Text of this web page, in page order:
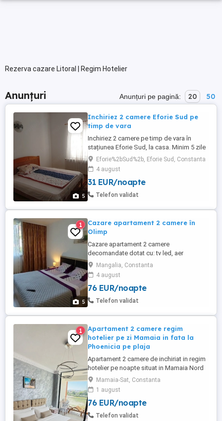
Rezerva cazare Litoral | Regim Hotelier
Anunțuri Anunțuri pe pagină: 20 50
5
Inchiriez 2 camere Eforie Sud pe
timp de vara
Inchiriez 2 camere pe timp de vara în
stațiunea Eforie Sud, la casa. Minim 5 zile
sejurul ! Sub 5 zile nu inchiriem ! Locația
se afla la o distanta de 500 m de mare in
zona Cazino si 500 m de ghiol. Cazarea.se
face in baza datelor din buletin. Optam
pentru clienți care nu sunt cu copii mai
Eforie%2bSud%2b, Eforie Sud, Constanta
4 august
31 EUR/noapte
Telefon validat
5
1
Cazare apartament 2 camere în
Olimp
Cazare apartament 2 camere
decomandate dotat cu: tv led, aer
condiționat, frigider, mașină de spălat,
espressor, bucătărie. Locația se află la
400 m. de plajă(7min. mers pe jos), în
spatele Complexului Amfiteatru. Vă
așteptăm!
Mangalia, Constanta
4 august
76 EUR/noapte
Telefon validat
1
Apartament 2 camere regim
hotelier pe zi Mamaia in fata la
Phoenicia pe plaja
Apartament 2 camere de inchiriat in regim
hotelier pe noapte situat in Mamaia Nord
in fata complexului Phoenicia, linia 1 de la
mare, chiar pe plaja, in complexul Roca
Residence, cea mai buna locatie din
Mamaia, apartamente chiar pe plaja, cu
vedere si la mare, terasa, cu acces direct
Mamaia-Sat, Constanta
1 august
76 EUR/noapte
Telefon validat